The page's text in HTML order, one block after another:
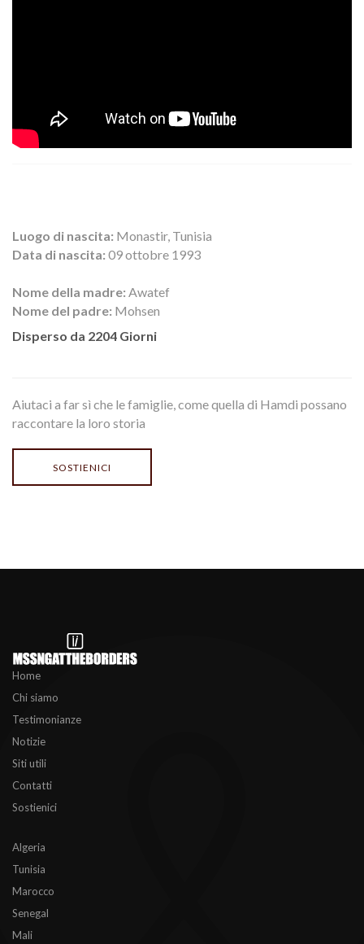
Luogo di nascita: Monastir, Tunisia
Data di nascita: 09 ottobre 1993
Nome della madre: Awatef
Nome del padre: Mohsen
Disperso da 2204 Giorni
Aiutaci a far sì che le famiglie, come quella di Hamdi possano
raccontare la loro storia
SOSTIENICI
Home
Chi siamo
Testimonianze
Notizie
Siti utili
Contatti
Sostienici
Algeria
Tunisia
Marocco
Senegal
Mali